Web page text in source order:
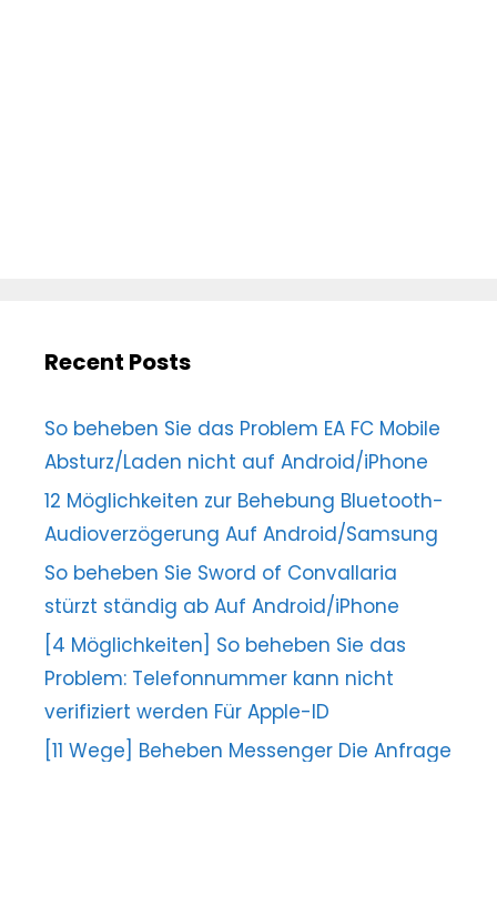
Recent Posts
So beheben Sie das Problem EA FC Mobile
Absturz/Laden nicht auf Android/iPhone
12 Möglichkeiten zur Behebung Bluetooth-
Audioverzögerung Auf Android/Samsung
So beheben Sie Sword of Convallaria
stürzt ständig ab Auf Android/iPhone
[4 Möglichkeiten] So beheben Sie das
Problem: Telefonnummer kann nicht
verifiziert werden Für Apple-ID
[11 Wege] Beheben Messenger Die Anfrage